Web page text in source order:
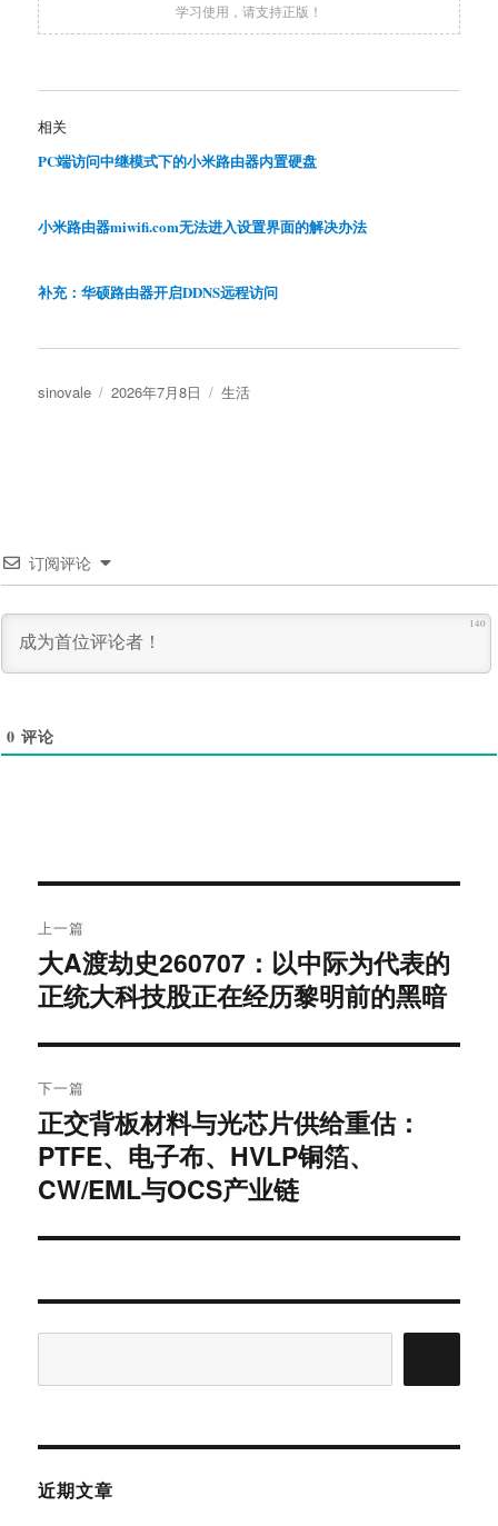
学习使用，请支持正版！
相关
PC端访问中继模式下的小米路由器内置硬盘
小米路由器miwifi.com无法进入设置界面的解决办法
补充：华硕路由器开启DDNS远程访问
作
sinovale
发
2026年7月8日
分
生活
订阅评论
140
0 评论
章
导
航
上一篇
上
篇
章：
大A渡劫史260707：以中际为代表的
正统大科技股正在经历黎明前的黑暗
下一篇
下
篇
文
章：
正交背板材料与光芯片供给重估：
PTFE、电子布、HVLP铜箔、
CW/EML与OCS产业链
近期文章